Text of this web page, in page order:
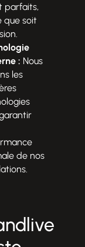
parfaits,
que soit
: Nous
les
de nos